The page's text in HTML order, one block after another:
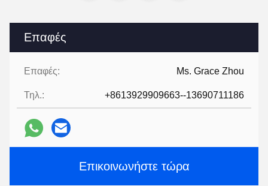
Επαφές
Επαφές: Ms. Grace Zhou
Τηλ.: +8613929909663--13690711186
Επικοινωνήστε τώρα